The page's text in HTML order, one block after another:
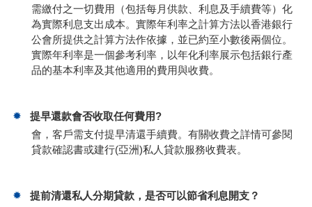
需繳付之一切費用（包括每月供款、利息及手續費等）化
為實際利息支出成本。實際年利率之計算方法以香港銀行
公會所提供之計算方法作依據，並已約至小數後兩個位。
實際年利率是一個參考利率，以年化利率展示包括銀行產
品的基本利率及其他適用的費用與收費。
提早還款會否收取任何費用?
會，客戶需支付提早清還手續費。有關收費之詳情可參閱
貸款確認書或建行(亞洲)私人貸款服務收費表。
提前清還私人分期貸款，是否可以節省利息開支？